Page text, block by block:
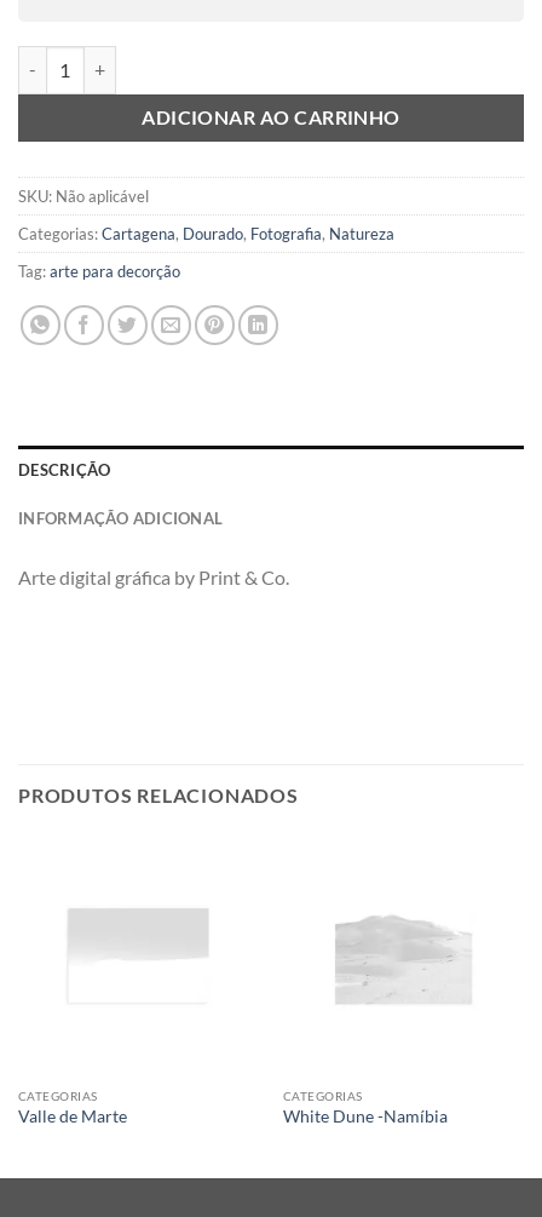
ADICIONAR AO CARRINHO
SKU: Não aplicável
Categorias:Cartagena, Dourado, Fotografia, Natureza
Tag:arte para decorção
DESCRIÇÃO
INFORMAÇÃO ADICIONAL
Arte digital gráfica by Print & Co.
PRODUTOS RELACIONADOS
CATEGORIAS
Valle de Marte
CATEGORIAS
White Dune -Namíbia